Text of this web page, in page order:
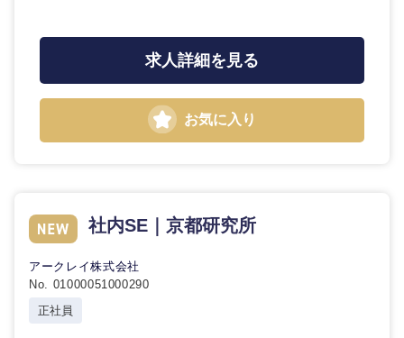
近畿地方
求人詳細を見る
お気に入り
社内SE｜京都研究所
アークレイ株式会社
No. 01000051000290
正社員